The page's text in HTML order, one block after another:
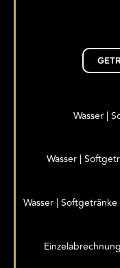
Wasser |
Wasser |
Wasser |